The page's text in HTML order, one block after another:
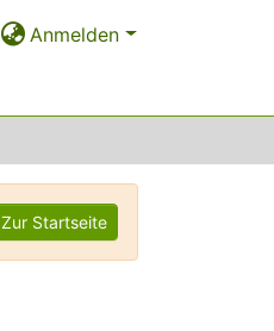
Anmelden
Zur Startseite